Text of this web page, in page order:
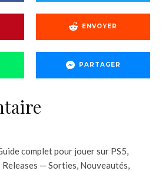
ENVOYER
PARTAGER
complet pour jouer sur PS5,
Releases — Sorties, Nouveautés,